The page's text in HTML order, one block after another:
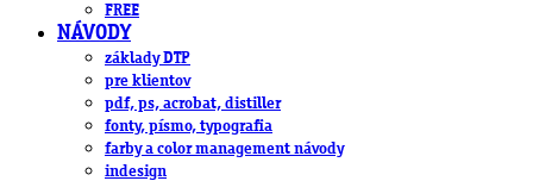
FREE
NÁVODY
základy DTP
pre klientov
pdf, ps, acrobat, distiller
fonty, písmo, typografia
farby a color management návody
indesign